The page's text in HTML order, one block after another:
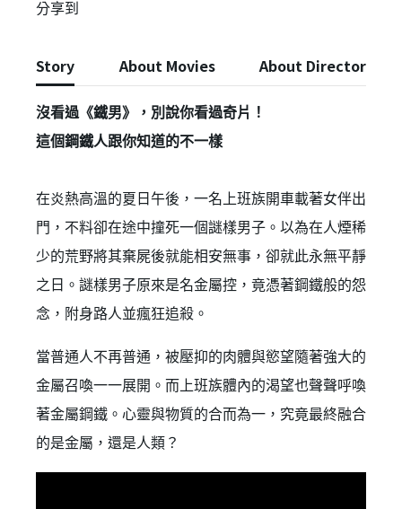
分享到
Story About Movies About Director
沒看過《鐵男》，別說你看過奇片！
這個鋼鐵人跟你知道的不一樣
在炎熱高溫的夏日午後，一名上班族開車載著女伴出
門，不料卻在途中撞死一個謎樣男子。以為在人煙稀
少的荒野將其棄屍後就能相安無事，卻就此永無平靜
之日。謎樣男子原來是名金屬控，竟憑著鋼鐵般的怨
念，附身路人並瘋狂追殺。
當普通人不再普通，被壓抑的肉體與慾望隨著強大的
金屬召喚一一展開。而上班族體內的渴望也聲聲呼喚
著金屬鋼鐵。心靈與物質的合而為一，究竟最終融合
的是金屬，還是人類？